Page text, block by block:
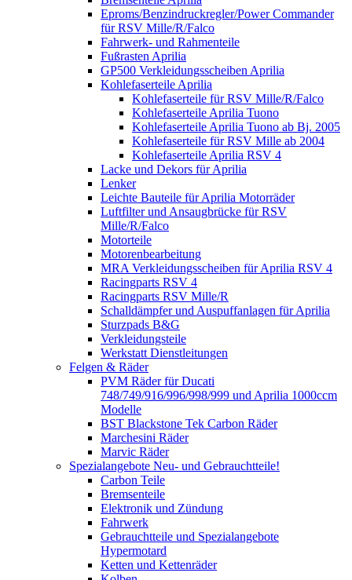
Eproms/Benzindruckregler/Power Commander
für RSV Mille/R/Falco
Fahrwerk- und Rahmenteile
Fußrasten Aprilia
GP500 Verkleidungsscheiben Aprilia
Kohlefaserteile Aprilia
Kohlefaserteile für RSV Mille/R/Falco
Kohlefaserteile Aprilia Tuono
Kohlefaserteile Aprilia Tuono ab Bj. 2005
Kohlefaserteile für RSV Mille ab 2004
Kohlefaserteile Aprilia RSV 4
Lacke und Dekors für Aprilia
Lenker
Leichte Bauteile für Aprilia Motorräder
Luftfilter und Ansaugbrücke für RSV
Mille/R/Falco
Motorteile
Motorenbearbeitung
MRA Verkleidungsscheiben für Aprilia RSV 4
Racingparts RSV 4
Racingparts RSV Mille/R
Schalldämpfer und Auspuffanlagen für Aprilia
Sturzpads B&G
Verkleidungsteile
Werkstatt Dienstleitungen
Felgen & Räder
PVM Räder für Ducati
748/749/916/996/998/999 und Aprilia 1000ccm
Modelle
BST Blackstone Tek Carbon Räder
Marchesini Räder
Marvic Räder
Spezialangebote Neu- und Gebrauchtteile!
Carbon Teile
Bremsenteile
Elektronik und Zündung
Fahrwerk
Gebrauchtteile und Spezialangebote
Hypermotard
Ketten und Kettenräder